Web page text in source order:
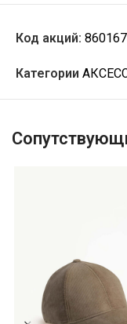
Код акций:
Категории